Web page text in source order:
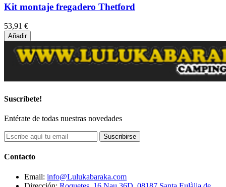
Kit montaje fregadero Thetford
53,91 €
Añadir
Suscríbete!
Entérate de todas nuestras novedades
Suscribirse
Contacto
Email: info@Lulukabaraka.com